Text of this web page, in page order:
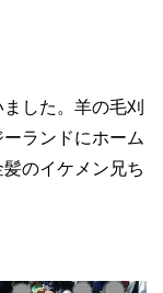
した。羊の毛刈
ランドにホーム
のイケメン兄ち